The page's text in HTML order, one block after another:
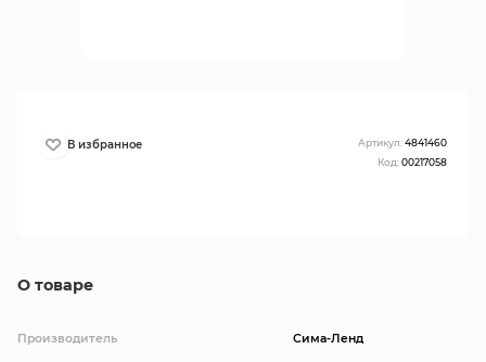
О товаре
Производитель Сима-Ленд
Артикул:4841460
Код:00217058